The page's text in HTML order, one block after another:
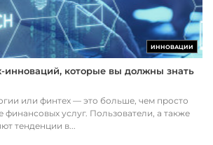
ИННОВАЦИИ
инноваций, которые вы должны знать
или финтех — это больше, чем просто
услуг. Пользователи, а также
тенденции в...